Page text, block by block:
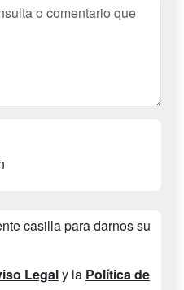
casilla para darnos su
Legaly la Política de